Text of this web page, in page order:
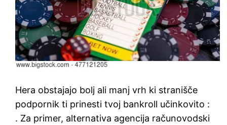
Hera obstajajo bolj ali manj vrh ki stranišče
podpornik ti prinesti tvoj bankroll učinkovito :
. Za primer, alternativa agencija računovodski